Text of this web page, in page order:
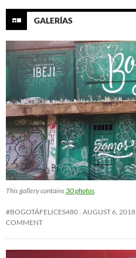
GALERÍAS
This gallery contains30 photos
#BOGOTÁFELICES480 AUGUST 6, 2018
COMMENT